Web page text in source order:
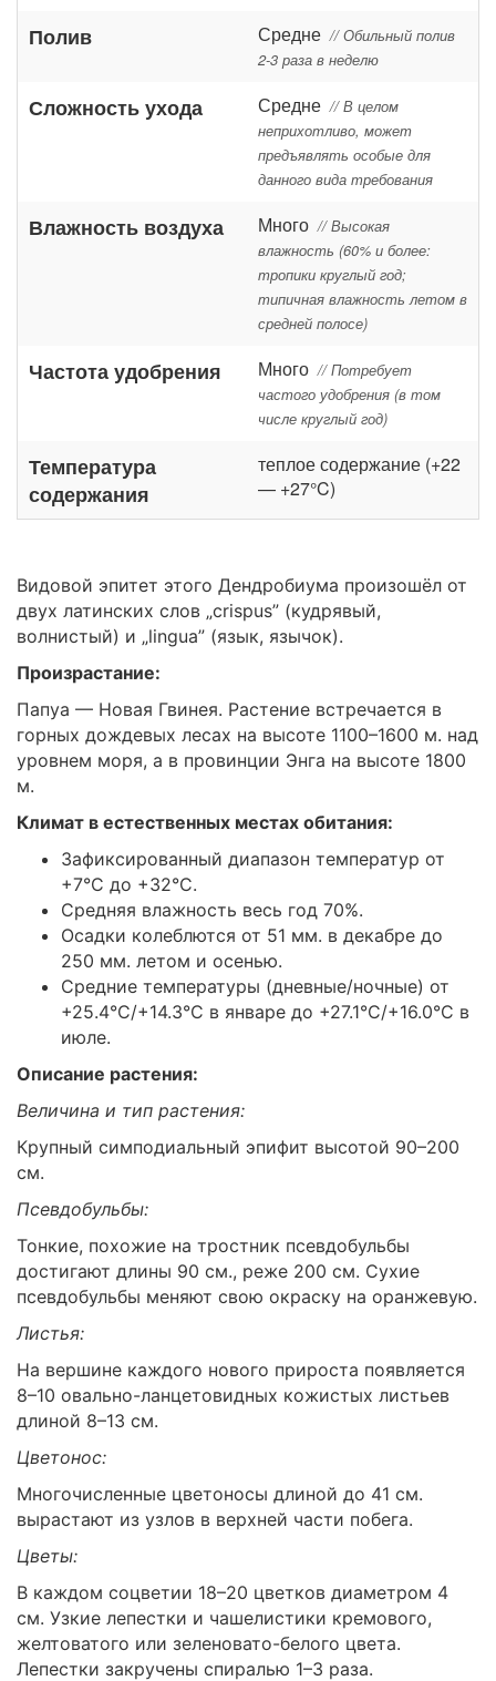
Полив Средне // Обильный полив
2-3 раза в неделю
Сложность ухода Средне // В целом
неприхотливо, может
предъявлять особые для
данного вида требования
Влажность воздуха Много // Высокая
влажность (60% и более:
тропики круглый год;
типичная влажность летом в
средней полосе)
Частота удобрения Много // Потребует
частого удобрения (в том
числе круглый год)
Температура
содержания
теплое содержание (+22
— +27°C)
Видовой эпитет этого Дендробиума произошёл от
двух латинских слов „crispus” (кудрявый,
волнистый) и „lingua” (язык, язычок).
Произрастание:
Папуа — Новая Гвинея. Растение встречается в
горных дождевых лесах на высоте 1100–1600 м. над
уровнем моря, а в провинции Энга на высоте 1800
м.
Климат в естественных местах обитания:
Зафиксированный диапазон температур от
+7°C до +32°C.
Средняя влажность весь год 70%.
Осадки колеблются от 51 мм. в декабре до
250 мм. летом и осенью.
Средние температуры (дневные/ночные) от
+25.4°C/+14.3°C в январе до +27.1°C/+16.0°C в
июле.
Описание растения:
Величина и тип растения:
Крупный симподиальный эпифит высотой 90–200
см.
Псевдобульбы:
Тонкие, похожие на тростник псевдобульбы
достигают длины 90 см., реже 200 см. Сухие
псевдобульбы меняют свою окраску на оранжевую.
Листья:
На вершине каждого нового прироста появляется
8–10 овально-ланцетовидных кожистых листьев
длиной 8–13 см.
Цветонос:
Многочисленные цветоносы длиной до 41 см.
вырастают из узлов в верхней части побега.
Цветы:
В каждом соцветии 18–20 цветков диаметром 4
см. Узкие лепестки и чашелистики кремового,
желтоватого или зеленовато-белого цвета.
Лепестки закручены спиралью 1–3 раза.